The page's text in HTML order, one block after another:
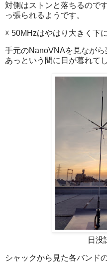
対側はストンと落ちるので
っ張られるようです。
☓ 50MHzはやはり大きく下
手元のNanoVNAを見ながら
あっという間に日が暮れて
日没
シャックから見た各バンド